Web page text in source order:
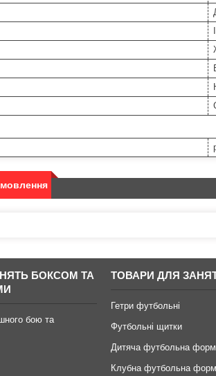
БОКСОМ ТА
бою та
ТОВАРИ ДЛЯ
Гетри футбольні
Футбольні щитки
Дитяча футбольна
Клубна футбольна